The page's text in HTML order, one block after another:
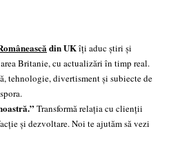
din UKîți aduc știri și
Britanie, cu actualizări în timp real.
tehnologie, divertisment și subiecte de
Transformă relația cu clienții
și dezvoltare. Noi te ajutăm să vezi